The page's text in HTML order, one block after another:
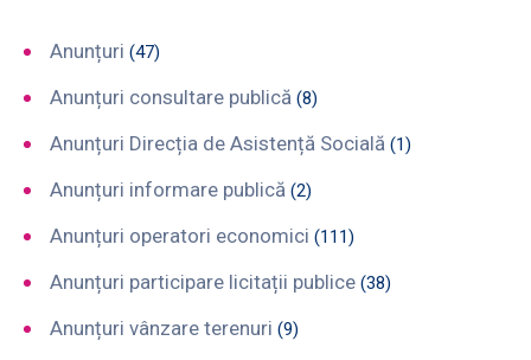
Anunțuri (47)
Anunțuri consultare publică (8)
Anunțuri Direcția de Asistență Socială (1)
Anunțuri informare publică (2)
Anunțuri operatori economici (111)
Anunțuri participare licitații publice (38)
Anunțuri vânzare terenuri (9)